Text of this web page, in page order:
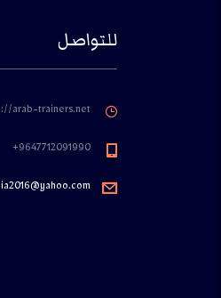
للتواصل
arab-trainers.net
9647712091990+